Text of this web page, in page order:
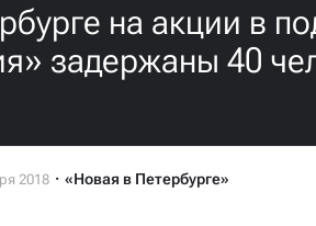
на акции в
задержаны 40
«Новая в Петербурге»